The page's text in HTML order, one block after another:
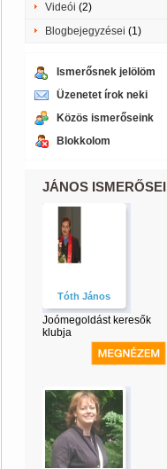
Videói (2)
Blogbejegyzései (1)
Ismerősnek jelölöm
Üzenetet írok neki
Közös ismerőseink
Blokkolom
JÁNOS ISMERŐSEI
Tóth János
Joómegoldást keresők
klubja